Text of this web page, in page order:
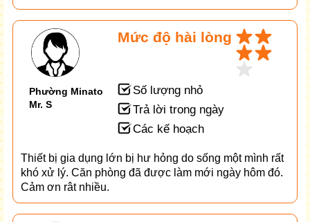
Phường Minato
Mr. S
Mức độ hài lòng
Số lượng nhỏ
Trả lời trong ngày
Các kế hoạch
Thiết bị gia dụng lớn bị hư hỏng do sống một mình rất
khó xử lý. Căn phòng đã được làm mới ngày hôm đó.
Cảm ơn rât nhiều.